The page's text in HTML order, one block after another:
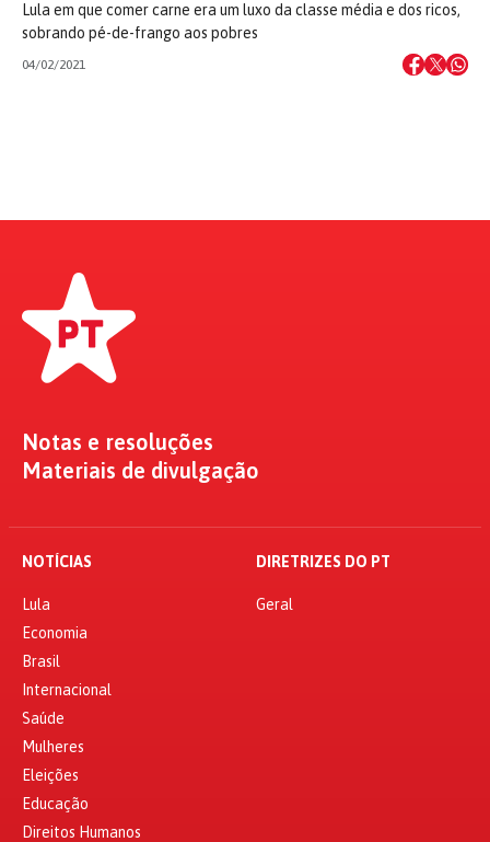
Lula em que comer carne era um luxo da classe média e dos ricos,
sobrando pé-de-frango aos pobres
04/02/2021
Notas e resoluções
Materiais de divulgação
NOTÍCIAS
Lula
Economia
Brasil
Internacional
Saúde
Mulheres
Eleições
Educação
Direitos Humanos
DIRETRIZES DO PT
Geral